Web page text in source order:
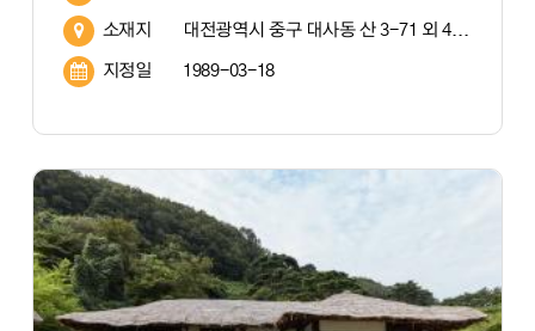
소재지 대전광역시 중구 대사동 산 3-71 외 4필지 / 산정상에서 80m 떨어진 해발406m 지점
지정일 1989-03-18